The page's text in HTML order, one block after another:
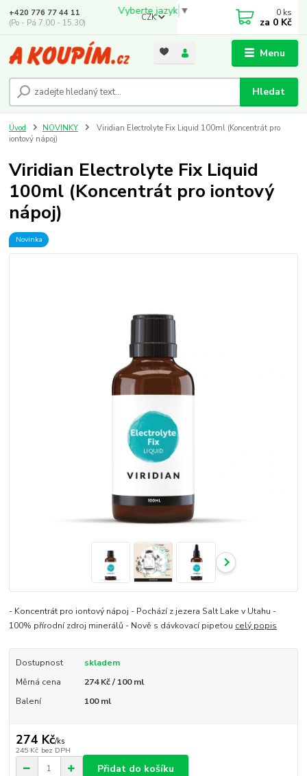
Vyberte jazyk ▼
Menu
CZK
Hledat
+420 776 77 44 11
(Po - Pá 7.00 - 15.30)
0 ks
za 0 Kč
Úvod NOVINKY
Viridian Electrolyte Fix Liquid 100ml (Koncentrát pro
iontový nápoj)
Viridian Electrolyte Fix Liquid
100ml (Koncentrát pro iontový
nápoj)
Novinka
- Koncentrát pro iontový nápoj - Pochází z jezera Salt Lake v Utahu -
100% přírodní zdroj minerálů - Nově s dávkovací pipetou celý popis
Dostupnost
skladem
Měrná cena
274 Kč / 100 ml
Balení
100 ml
274 Kč/ks
245 Kč bez DPH
Přidat do košíku